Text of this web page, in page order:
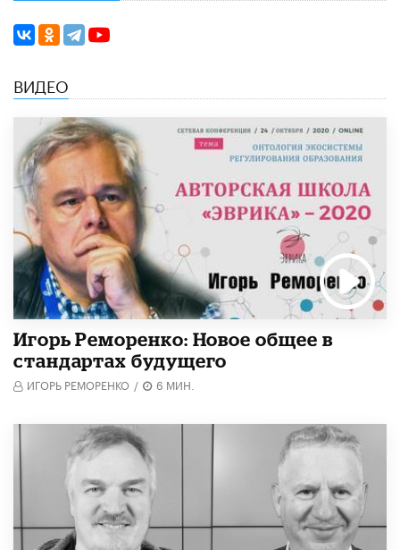
ВИДЕО
Игорь Реморенко: Новое общее в
стандартах будущего
ИГОРЬ РЕМОРЕНКО / 6 МИН.